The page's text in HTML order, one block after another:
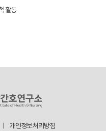
활동
개인정보처리방침